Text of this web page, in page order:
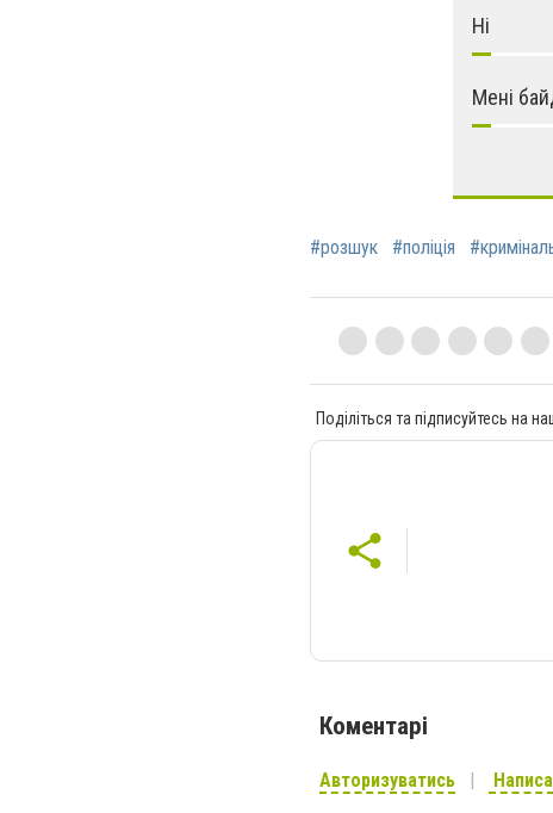
Ні
Мені
#розшук #поліція
Поділіться та підписуйтесь на
Коментарі
Авторизуватись